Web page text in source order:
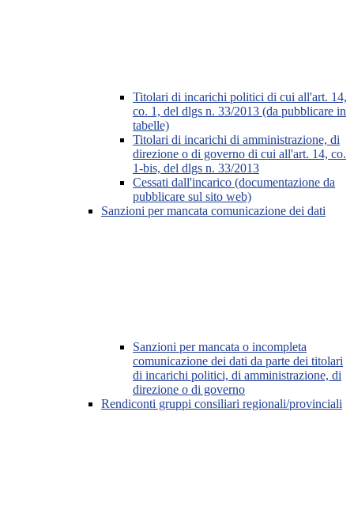
Titolari di incarichi politici di cui all'art. 14,
co. 1, del dlgs n. 33/2013 (da pubblicare in
tabelle)
Titolari di incarichi di amministrazione, di
direzione o di governo di cui all'art. 14, co.
1-bis, del dlgs n. 33/2013
Cessati dall'incarico (documentazione da
pubblicare sul sito web)
Sanzioni per mancata comunicazione dei dati
Sanzioni per mancata o incompleta
comunicazione dei dati da parte dei titolari
di incarichi politici, di amministrazione, di
direzione o di governo
Rendiconti gruppi consiliari regionali/provinciali